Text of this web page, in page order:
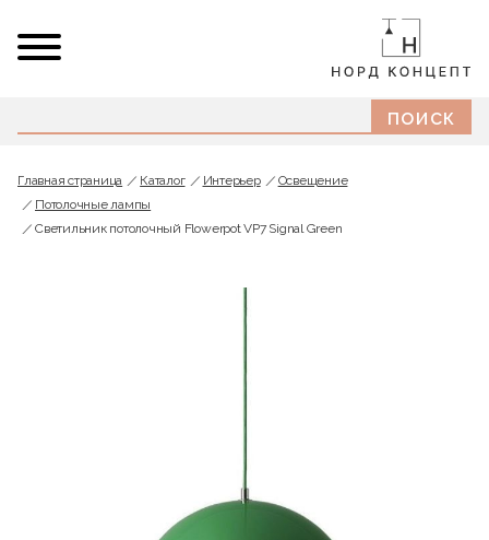
Главная страница Каталог Интерьер
Освещение
Потолочные лампы
Светильник потолочный Flowerpot VP7 Signal Green